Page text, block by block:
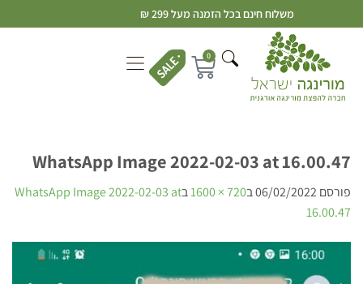
משלוח חינם בכל הזמנה מעל 299 ₪
0
WhatsApp Image 2022-02-03 at 16.00.47
פורסם06/02/2022ב720 × 1600 בWhatsApp Image 2022-02-03 at
16.00.47